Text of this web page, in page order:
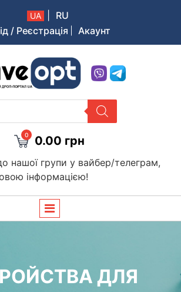
UA
RU
/ Реєстрація
Акаунт
дропшипінг платформа в Україні
0 0.00 грн
нашої групи у вайбер/телеграм,
інформацією!
ДЛЯ